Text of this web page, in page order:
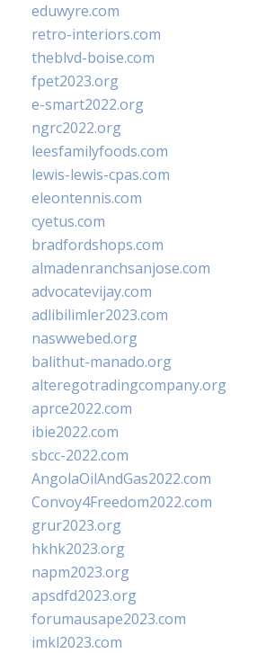
eduwyre.com
retro-interiors.com
theblvd-boise.com
fpet2023.org
e-smart2022.org
ngrc2022.org
leesfamilyfoods.com
lewis-lewis-cpas.com
eleontennis.com
cyetus.com
bradfordshops.com
almadenranchsanjose.com
advocatevijay.com
adlibilimler2023.com
naswwebed.org
balithut-manado.org
alteregotradingcompany.org
aprce2022.com
ibie2022.com
sbcc-2022.com
AngolaOilAndGas2022.com
Convoy4Freedom2022.com
grur2023.org
hkhk2023.org
napm2023.org
apsdfd2023.org
forumausape2023.com
imkl2023.com